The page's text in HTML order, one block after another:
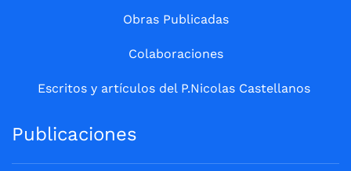
Obras Publicadas
Colaboraciones
Escritos y artículos del P.Nicolas Castellanos
Publicaciones